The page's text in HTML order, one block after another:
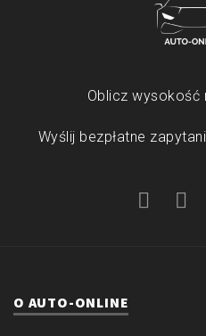
Oblicz wysokość
Wyślij bezpłatne
O AUTO-ONLINE